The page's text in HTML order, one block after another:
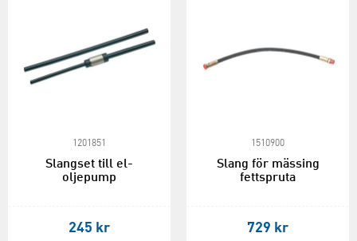
1201851
Slangset till el-
oljepump
245 kr
1510900
Slang för mässing
fettspruta
729 kr